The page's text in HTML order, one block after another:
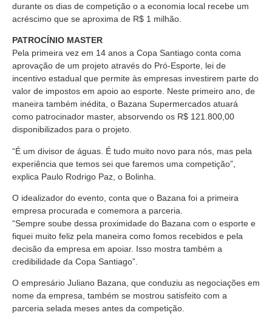
durante os dias de competição o a economia local recebe um
acréscimo que se aproxima de R$ 1 milhão.
PATROCÍNIO MASTER
Pela primeira vez em 14 anos a Copa Santiago conta coma
aprovação de um projeto através do Pró-Esporte, lei de
incentivo estadual que permite às empresas investirem parte do
valor de impostos em apoio ao esporte. Neste primeiro ano, de
maneira também inédita, o Bazana Supermercados atuará
como patrocinador master, absorvendo os R$ 121.800,00
disponibilizados para o projeto.
“É um divisor de águas. É tudo muito novo para nós, mas pela
experiência que temos sei que faremos uma competição”,
explica Paulo Rodrigo Paz, o Bolinha.
O idealizador do evento, conta que o Bazana foi a primeira
empresa procurada e comemora a parceria.
“Sempre soube dessa proximidade do Bazana com o esporte e
fiquei muito feliz pela maneira como fomos recebidos e pela
decisão da empresa em apoiar. Isso mostra também a
credibilidade da Copa Santiago”.
O empresário Juliano Bazana, que conduziu as negociações em
nome da empresa, também se mostrou satisfeito com a
parceria selada meses antes da competição.